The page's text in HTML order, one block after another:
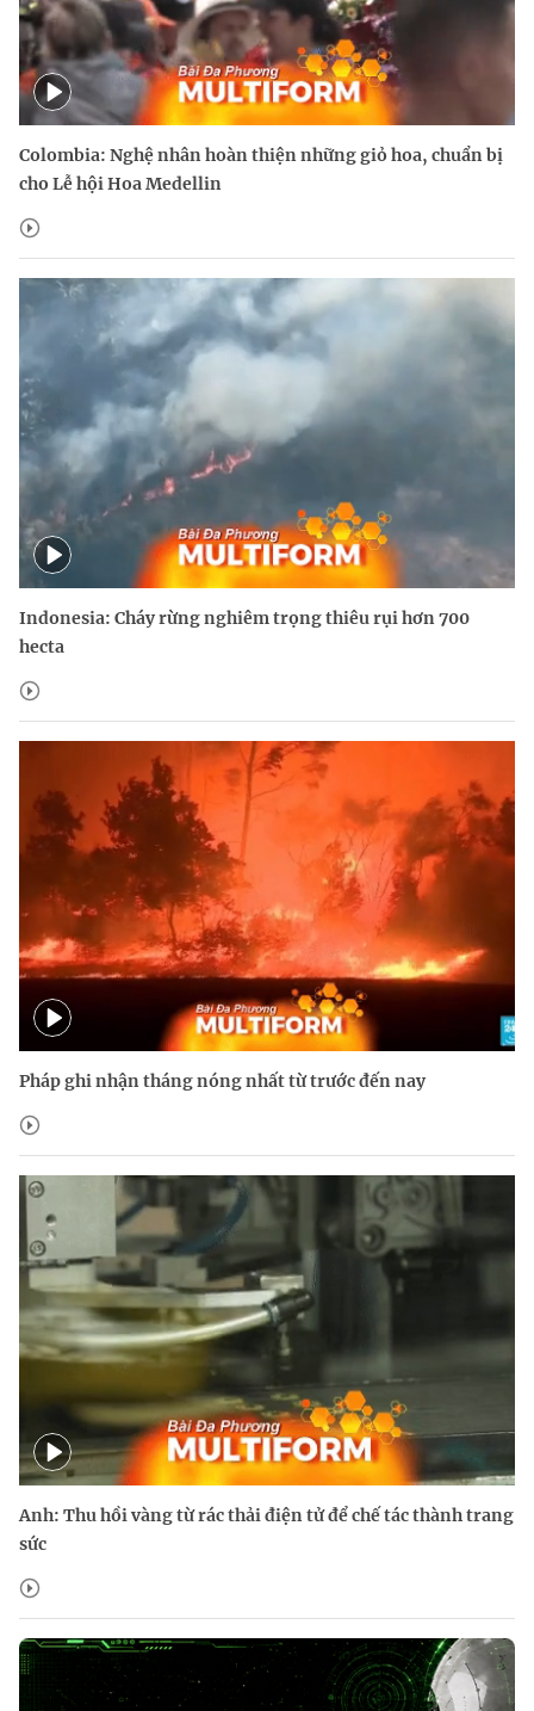
Colombia: Nghệ nhân hoàn thiện những giỏ hoa, chuẩn bị
cho Lễ hội Hoa Medellin
Indonesia: Cháy rừng nghiêm trọng thiêu rụi hơn 700
hecta
Pháp ghi nhận tháng nóng nhất từ trước đến nay
Anh: Thu hồi vàng từ rác thải điện tử để chế tác thành trang
sức